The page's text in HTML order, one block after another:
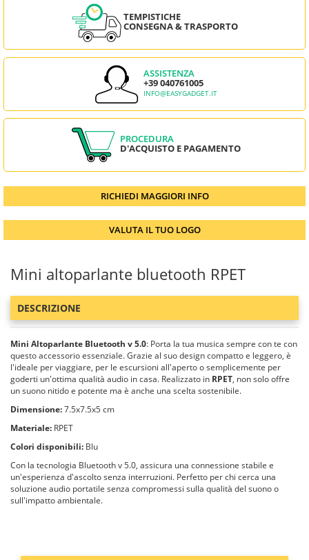
TEMPISTICHE
CONSEGNA & TRASPORTO
ASSISTENZA
+39 040761005
INFO@EASYGADGET.IT
PROCEDURA
D'ACQUISTO E PAGAMENTO
RICHIEDI MAGGIORI INFO
VALUTA IL TUO LOGO
Mini altoparlante bluetooth RPET
DESCRIZIONE
Mini Altoparlante Bluetooth v 5.0: Porta la tua musica sempre con te con
questo accessorio essenziale. Grazie al suo design compatto e leggero, è
l'ideale per viaggiare, per le escursioni all'aperto o semplicemente per
goderti un'ottima qualità audio in casa. Realizzato in RPET, non solo offre
un suono nitido e potente ma è anche una scelta sostenibile.
Dimensione:7.5x7.5x5 cm
Materiale: RPET
Colori disponibili: Blu
Con la tecnologia Bluetooth v 5.0, assicura una connessione stabile e
un'esperienza d'ascolto senza interruzioni. Perfetto per chi cerca una
soluzione audio portatile senza compromessi sulla qualità del suono o
sull'impatto ambientale.